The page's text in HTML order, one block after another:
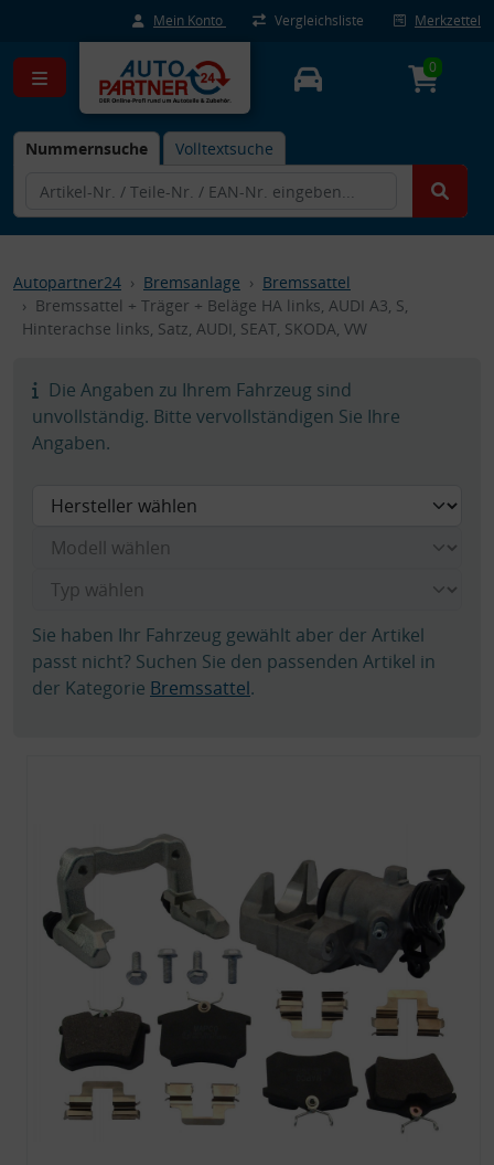
Mein Konto Vergleichsliste Merkzettel
Nummernsuche Volltextsuche
0
Autopartner24 Bremsanlage
Bremssattel
Bremssattel + Träger + Beläge HA links, AUDI A3, S,
Hinterachse links, Satz, AUDI, SEAT, SKODA, VW
Die Angaben zu Ihrem Fahrzeug sind
unvollständig. Bitte vervollständigen Sie Ihre
Angaben.
Sie haben Ihr Fahrzeug gewählt aber der Artikel
passt nicht? Suchen Sie den passenden Artikel in
der Kategorie Bremssattel.